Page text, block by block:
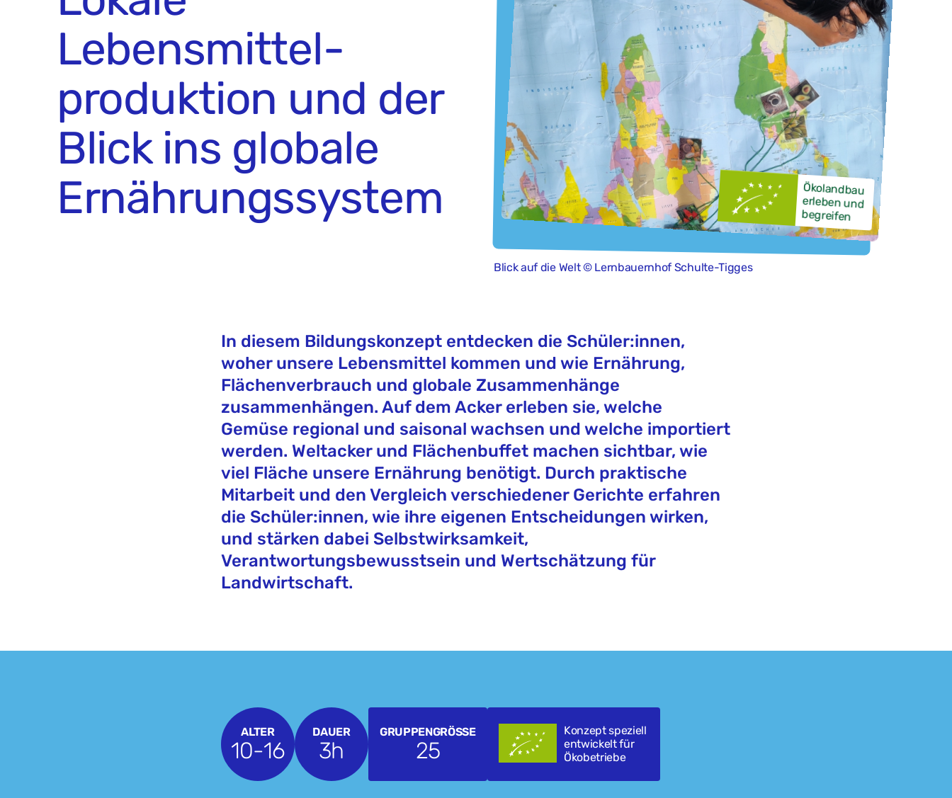
Lebensmittel­
produktion und der
Blick ins globale
Ernährungssystem
Ökolandbau
erleben und
begreifen
Blick auf die Welt © Lernbauernhof Schulte-Tigges
In diesem Bildungskonzept entdecken die Schüler:innen,
woher unsere Lebensmittel kommen und wie Ernährung,
Flächenverbrauch und globale Zusammenhänge
zusammenhängen. Auf dem Acker erleben sie, welche
Gemüse regional und saisonal wachsen und welche importiert
werden. Weltacker und Flächenbuffet machen sichtbar, wie
viel Fläche unsere Ernährung benötigt. Durch praktische
Mitarbeit und den Vergleich verschiedener Gerichte erfahren
die Schüler:innen, wie ihre eigenen Entscheidungen wirken,
und stärken dabei Selbstwirksamkeit,
Verantwortungsbewusstsein und Wertschätzung für
Landwirtschaft.
ALTER
10-16
DAUER
3h
GRUPPENGRÖSSE
25
Konzept speziell
entwickelt für
Ökobetriebe